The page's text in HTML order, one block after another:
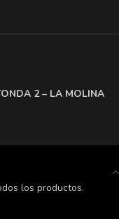
2 – LA MOLINA
los productos.